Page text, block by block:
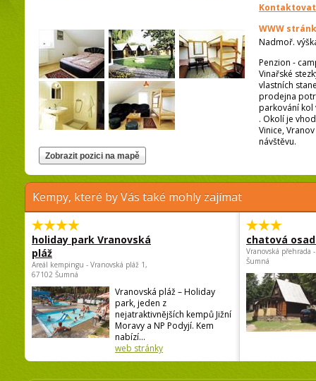
WWW
Nadmoř.
Penzion -
Vinařské
vlastních
prodejna
parkování kol
. Okolí je
Vinice,
návštěvu.
Kempy, které by Vás také mohly zajímat
holiday park Vranovská
pláž
Areál kempingu - Vranovská pláž 1,
67102 Šumná
Vranovská pláž – Holiday
park, jeden z
nejatraktivnějších kempů Jižní
Moravy a NP Podyjí. Kem
nabízí...
web stránky
chatová
Vranovská přehrada
Šumná